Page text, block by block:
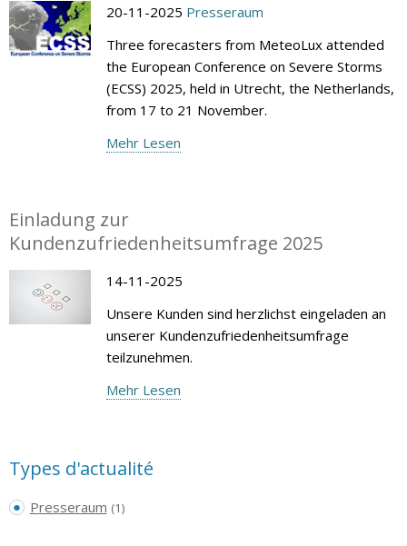
20-11-2025 Presseraum
Three forecasters from MeteoLux attended
the European Conference on Severe Storms
(ECSS) 2025, held in Utrecht, the Netherlands,
from 17 to 21 November.
Mehr Lesen
Einladung zur
Kundenzufriedenheitsumfrage 2025
14-11-2025
Unsere Kunden sind herzlichst eingeladen an
unserer Kundenzufriedenheitsumfrage
teilzunehmen.
Mehr Lesen
Types d'actualité
Presseraum (1)